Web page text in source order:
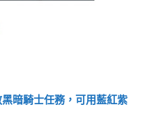
暗騎士任務，可用藍紅紫